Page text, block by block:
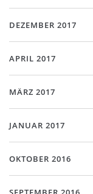
DEZEMBER 2017
APRIL 2017
MÄRZ 2017
JANUAR 2017
OKTOBER 2016